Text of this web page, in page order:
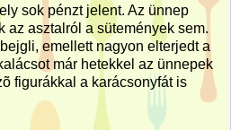
sok pénzt jelent. Az ünnep
az asztalról a sütemények sem.
emellett nagyon elterjedt a
már hetekkel az ünnepek
figurákkal a karácsonyfát is